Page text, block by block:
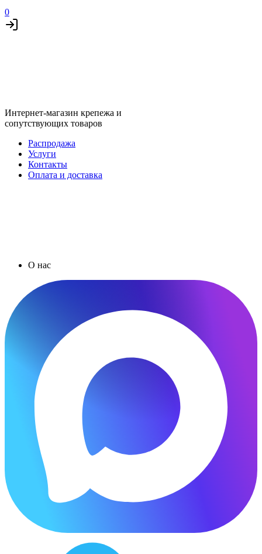
0
Интернет-магазин крепежа и
сопутствующих товаров
Распродажа
Услуги
Контакты
Оплата и доставка
О нас